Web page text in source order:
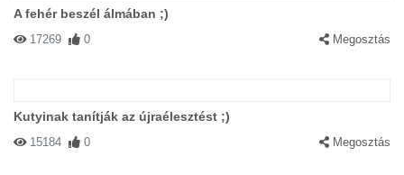
A fehér beszél álmában ;)
17269 0 Megosztás
Kutyinak tanítják az újraélesztést ;)
15184 0 Megosztás